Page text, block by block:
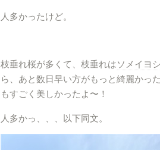
人多かったけど。
枝垂れ桜が多くて、枝垂れはソメイヨ
ら、あと数日早い方がもっと綺麗かっ
もすごく美しかったよ〜！
人多かっ、、、以下同文。